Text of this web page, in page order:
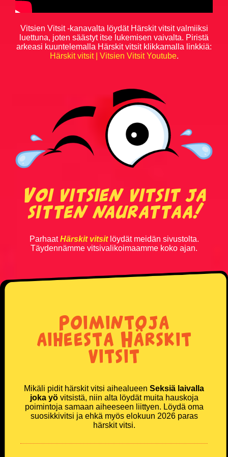
Naisten T-paidat
Mukit ja tarvikkeet
Vitsien Vitsit Verkkokauppa
SOSIAALINEN MEDIA
Facebook
Youtube
TikTok
Vitsien Vitsit -kanavalta löydät Härskit vitsit valmiiksi
luettuna, joten säästyt itse lukemisen vaivalta. Piristä
arkeasi kuuntelemalla Härskit vitsit klikkamalla linkkiä:
Härskit vitsit | Vitsien Vitsit Youtube.
Voi vitsien vitsit ja
sitten naurattaa!
ParhaatHärskit vitsitlöydät meidän sivustolta.
Täydennämme vitsivalikoimaamme koko ajan.
Poimintoja
aiheesta Härskit
vitsit
Mikäli pidit härskit vitsi aihealueen Seksiä laivalla
joka yövitsistä, niin alta löydät muita hauskoja
poimintoja samaan aiheeseen liittyen. Löydä oma
suosikkivitsi ja ehkä myös elokuun 2026 paras
härskit vitsi.